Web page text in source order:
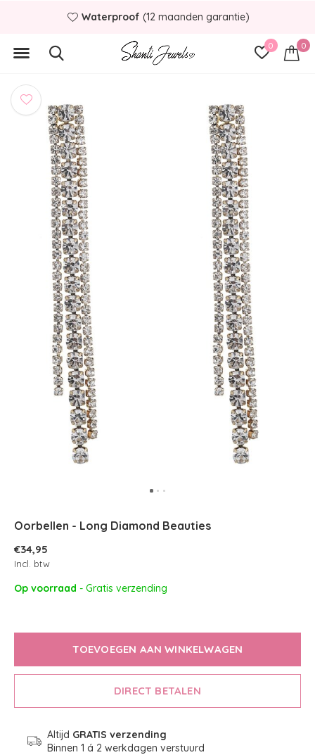
0 0
Waterproof (12 maanden garantie)
Oorbellen - Long Diamond Beauties
€34,95
Incl. btw
Op voorraad - Gratis verzending
TOEVOEGEN AAN WINKELWAGEN
DIRECT BETALEN
Altijd GRATIS verzending
Binnen 1 á 2 werkdagen verstuurd